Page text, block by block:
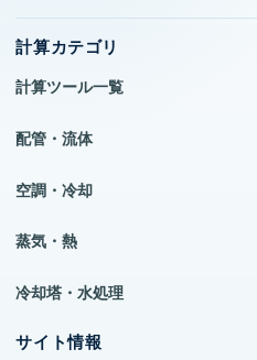
計算カテゴリ
計算ツール一覧
配管・流体
空調・冷却
蒸気・熱
冷却塔・水処理
サイト情報